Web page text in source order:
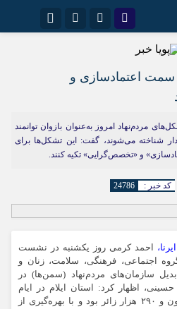
ایتا
سمت اعتمادسازی و
مردم‌نهاد امروز به‌عنوان بازوان توانمند
شناخته می‌شوند، گفت: این تشکل‌ها برای
و «تخصص‌گرایی» تکیه کنند.
کد خبر : 24786
ایرنا، احمد کرمی روز یکشنبه در نشست
اجتماعی، فرهنگی، سلامت، زنان و
سازمان‌های مردم‌نهاد (سمن‌ها) در
اظهار کرد: استان ایلام در ایام
اربعین میزبان بیش از سه میلیون و ۲۹۰ هزار زائر بود و با بهره‌گیری از